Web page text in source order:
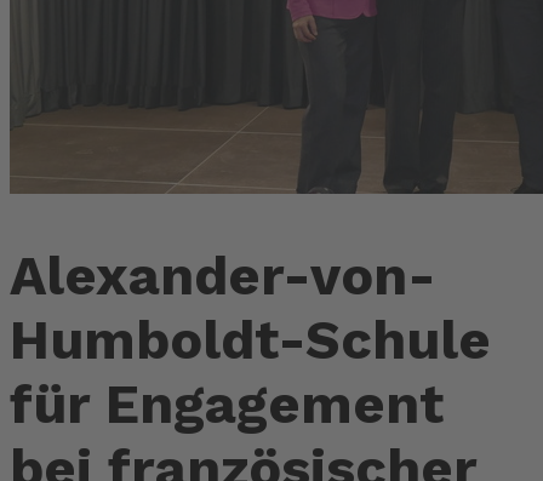
Alexander-von-
Humboldt-Schule
für Engagement